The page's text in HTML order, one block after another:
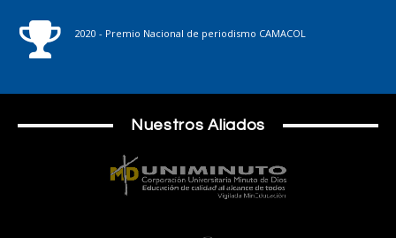
2020 - Premio Nacional de periodismo CAMACOL
Nuestros Aliados